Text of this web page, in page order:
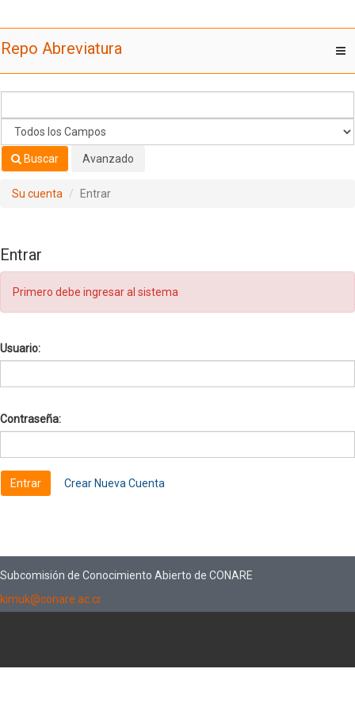
Repo Abreviatura
Buscar Avanzado
Su cuenta Entrar
Entrar
Primero debe ingresar al sistema
Usuario:
Contraseña:
Crear Nueva Cuenta
Subcomisión de Conocimiento Abierto de CONARE
kimuk@conare.ac.cr